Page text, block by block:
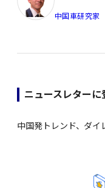
中国車研究家
ニュースレターに
中国発トレンド、ダイ